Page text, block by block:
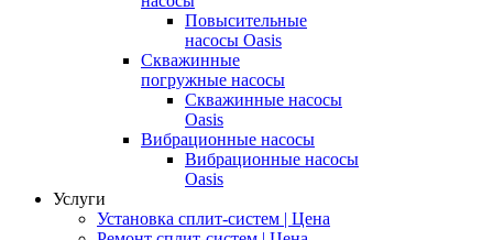
Повысительные
насосы Oasis
Скважинные
погружные насосы
Скважинные насосы
Oasis
Вибрационные насосы
Вибрационные насосы
Oasis
Услуги
Установка сплит-систем | Цена